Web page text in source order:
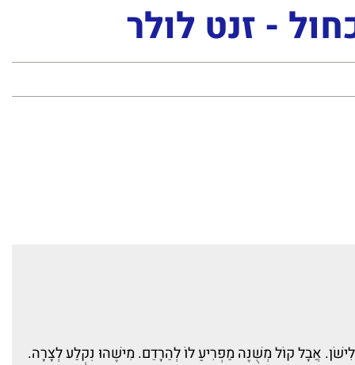
- זנט לולר
אֲבָל קוֹל מְשֻׁנֶּה מַפְרִיעַ לוֹ לְהֵרָדֵם. מִישֶׁהוּ נִקְלַע לְצָרָה.